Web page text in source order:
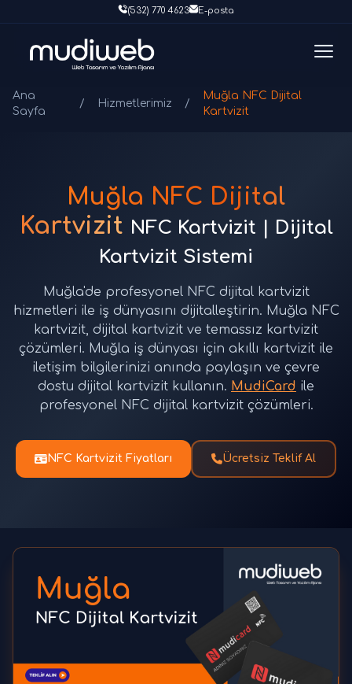
(532) 770 4623 E-posta
Ana
Sayfa
/ Hizmetlerimiz /
Muğla NFC Dijital
Kartvizit
Muğla NFC Dijital
Kartvizit NFC Kartvizit | Dijital
Kartvizit Sistemi
Muğla'de profesyonel NFC dijital kartvizit
hizmetleri ile iş dünyasını dijitalleştirin. Muğla NFC
kartvizit, dijital kartvizit ve temassız kartvizit
çözümleri. Muğla iş dünyası için akıllı kartvizit ile
iletişim bilgilerinizi anında paylaşın ve çevre
dostu dijital kartvizit kullanın. MudiCard ile
profesyonel NFC dijital kartvizit çözümleri.
NFC Kartvizit Fiyatları Ücretsiz Teklif Al